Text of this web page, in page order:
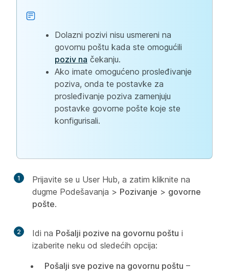
Dolazni pozivi nisu usmereni na
govornu poštu kada ste omogućili
poziv na čekanju.
Ako imate omogućeno prosleđivanje
poziva, onda te postavke za
prosleđivanje poziva zamenjuju
postavke govorne pošte koje ste
konfigurisali.
1
Prijavite se u User Hub, a zatim kliknite na
dugme Podešavanja > Pozivanje > govorne
pošte.
2 Idi na Pošalji pozive na govornu poštu i
izaberite neku od sledećih opcija:
Pošalji sve pozive na govornu poštu –